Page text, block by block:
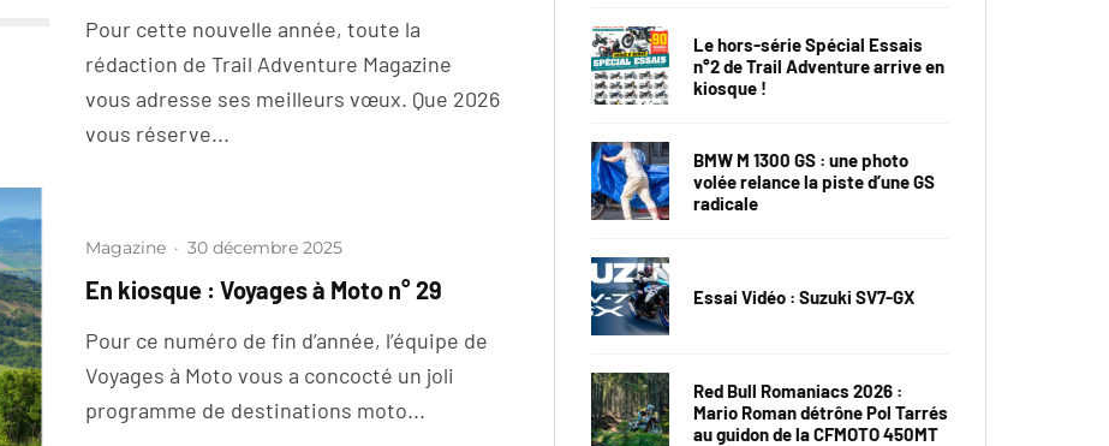
Pour cette nouvelle année, toute la
rédaction de Trail Adventure Magazine
vous adresse ses meilleurs vœux. Que 2026
vous réserve...
Magazine · 30 décembre 2025
En kiosque : Voyages à Moto n° 29
Pour ce numéro de fin d’année, l’équipe de
Voyages à Moto vous a concocté un joli
programme de destinations moto...
Le hors-série Spécial Essais
n°2 de Trail Adventure arrive en
kiosque !
BMW M 1300 GS : une photo
volée relance la piste d’une GS
radicale
Essai Vidéo : Suzuki SV7-GX
Red Bull Romaniacs 2026 :
Mario Roman détrône Pol Tarrés
au guidon de la CFMOTO 450MT